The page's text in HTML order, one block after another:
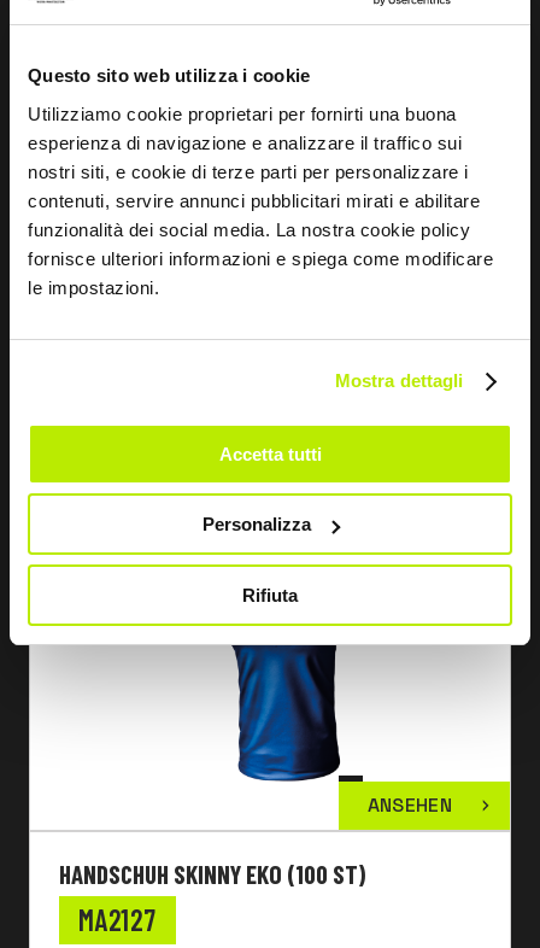
Questo sito web utilizza i cookie
Utilizziamo cookie proprietari per fornirti una buona
esperienza di navigazione e analizzare il traffico sui
nostri siti, e cookie di terze parti per personalizzare i
contenuti, servire annunci pubblicitari mirati e abilitare
funzionalità dei social media. La nostra cookie policy
fornisce ulteriori informazioni e spiega come modificare
le impostazioni.
Mostra dettagli
Accetta tutti
Personalizza
Rifiuta
ANSEHEN
HANDSCHUH BLUE PRIME
ANSEHEN
HANDSCHUH SKINNY EKO (100 ST)
MA2127